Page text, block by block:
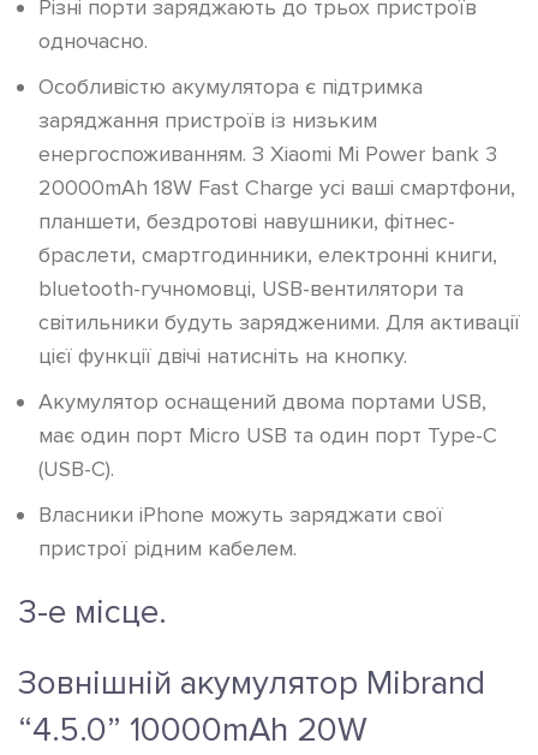
Різні порти заряджають до трьох пристроїв
одночасно.
Особливістю акумулятора є підтримка
заряджання пристроїв із низьким
енергоспоживанням. З Xiaomi Mi Power bank 3
20000mAh 18W Fast Charge усі ваші смартфони,
планшети, бездротові навушники, фітнес-
браслети, смартгодинники, електронні книги,
bluetooth-гучномовці, USB-вентилятори та
світильники будуть зарядженими. Для активації
цієї функції двічі натисніть на кнопку.
Акумулятор оснащений двома портами USB,
має один порт Micro USB та один порт Type-C
(USB-C).
Власники iPhone можуть заряджати свої
пристрої рідним кабелем.
3-е місце.
Зовнішній акумулятор Mibrand
“4.5.0” 10000mAh 20W